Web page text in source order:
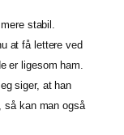
stabil.
at få lettere ved
er ligesom ham.
siger, at han
så kan man også